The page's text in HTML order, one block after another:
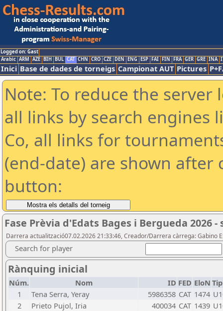
Logged on: Gast
Arabic ARM AZE BIH BUL CAT CHN CRO CZE DEN ENG ESP FAI FIN FRA GER GRE INA
Inici Base de dades de torneigs Campionat AUT Pictures
Note: To reduce the
all links by search engines
Co, all links for
(end-date) are shown
button:
Fase Prèvia d'Edats Bages i Bergueda 2026 -
Darrera actualització07.02.2026 21:33:46, Creador/Darrera càrrega: Gabino
Search for player
Rànquing inicial
Núm. Nom ID FED EloN
1
Tena Serra, Yeray 5986358 CAT 1474
2
Prieto Pujol, Iria 400034 CAT 1439